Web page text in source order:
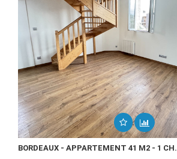
BORDEAUX - APPARTEMENT 41 M2 - 1 CH.